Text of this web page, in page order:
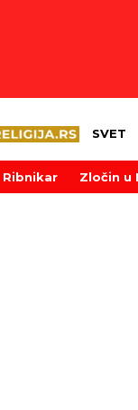
SVET
Ribnikar Zločin u